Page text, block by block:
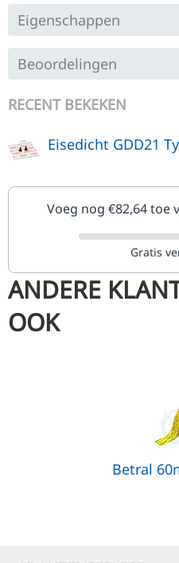
Eigenschappen
Beoordelingen
RECENT BEKEKEN
Eisedicht GDD21
Voeg nog €82,64toe
Gratis
ANDERE
OOK
Betral